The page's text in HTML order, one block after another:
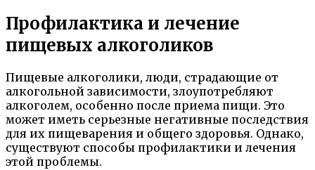
Профилактика и лечение
пищевых алкоголиков
Пищевые алкоголики, люди, страдающие от
алкогольной зависимости, злоупотребляют
алкоголем, особенно после приема пищи. Это
может иметь серьезные негативные последствия
для их пищеварения и общего здоровья. Однако,
существуют способы профилактики и лечения
этой проблемы.